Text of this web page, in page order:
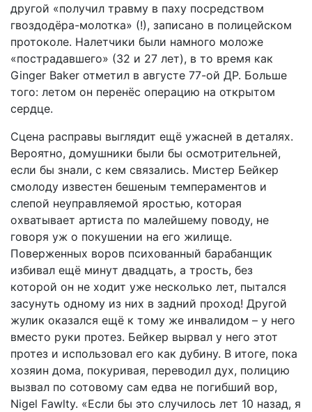
другой «получил травму в паху посредством
гвоздодёра-молотка» (!), записано в полицейском
протоколе. Налетчики были намного моложе
«пострадавшего» (32 и 27 лет), в то время как
Ginger Baker отметил в августе 77-ой ДР. Больше
того: летом он перенёс операцию на открытом
сердце.
Сцена расправы выглядит ещё ужасней в деталях.
Вероятно, домушники были бы осмотрительней,
если бы знали, с кем связались. Мистер Бейкер
смолоду известен бешеным темпераментов и
слепой неуправляемой яростью, которая
охватывает артиста по малейшему поводу, не
говоря уж о покушении на его жилище.
Поверженных воров психованный барабанщик
избивал ещё минут двадцать, а трость, без
которой он не ходит уже несколько лет, пытался
засунуть одному из них в задний проход! Другой
жулик оказался ещё к тому же инвалидом – у него
вместо руки протез. Бейкер вырвал у него этот
протез и использовал его как дубину. В итоге, пока
хозяин дома, покуривая, переводил дух, полицию
вызвал по сотовому сам едва не погибший вор,
Nigel Fawlty. «Если бы это случилось лет 10 назад, я